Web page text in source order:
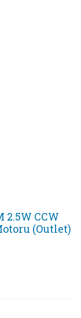
2.5W CCW
(Outlet)